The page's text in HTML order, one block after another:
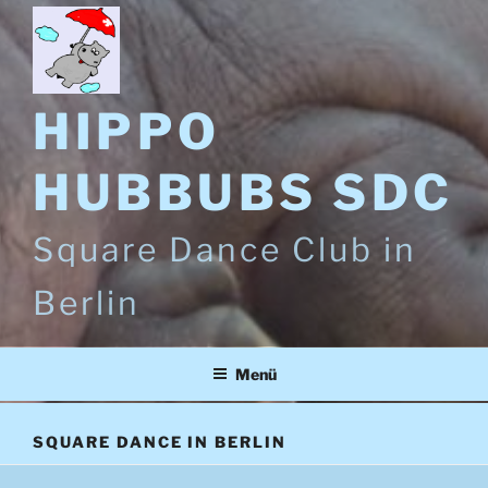
HIPPO
HUBBUBS SDC
Square Dance Club in
Berlin
Menü
SQUARE DANCE IN BERLIN